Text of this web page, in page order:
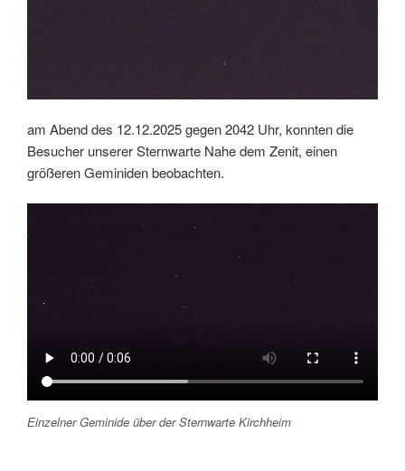
am Abend des 12.12.2025 gegen 2042 Uhr, konnten die
Besucher unserer Sternwarte Nahe dem Zenit, einen
größeren Geminiden beobachten.
Einzelner Geminide über der Sternwarte Kirchheim